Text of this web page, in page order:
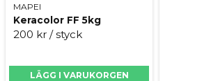
MAPEI
Keracolor FF 5kg
200 kr / styck
LÄGG I VARUKORGEN
System: Mapeguard WP 90
Underlag: Massiva underlag